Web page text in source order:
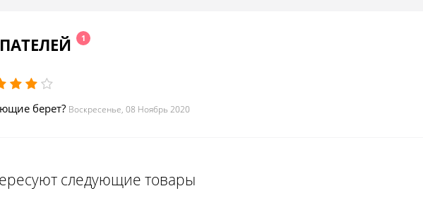
1
берет? Воскресенье, 08 Ноябрь 2020
следующие товары